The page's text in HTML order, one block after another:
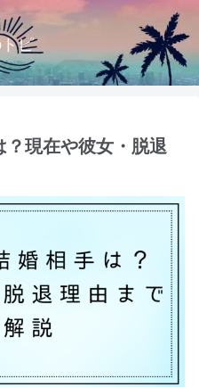
ピ
？現在や彼女・脱退